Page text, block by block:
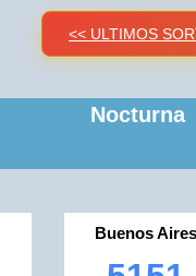
<< ULTIMOS
Nocturna
Buenos Aires